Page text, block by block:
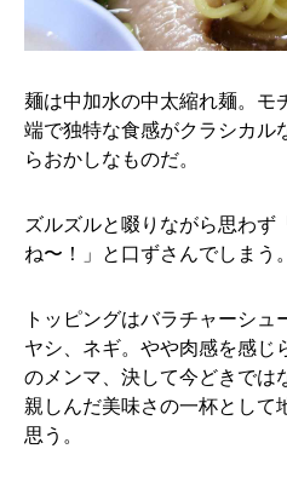
麺は中加水の中太縮れ麺。モ
端で独特な食感がクラシカル
らおかしなものだ。
ズルズルと啜りながら思わず
ね〜！」と口ずさんでしまう。
トッピングはバラチャーシ
ヤシ、ネギ。やや肉感を感じ
のメンマ、決して今どきでは
親しんだ美味さの一杯として
思う。